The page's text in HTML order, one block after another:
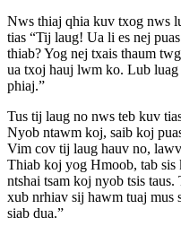
Nws thiaj qhia kuv txog nws
tias “Tij laug! Ua li es nej
thiab? Yog nej txais thaum
ua txoj hauj lwm ko. Lub
phiaj.”
Tus tij laug no nws teb kuv
Nyob ntawm koj, saib koj
Vim cov tij laug hauv no,
Thiab koj yog Hmoob, tab
ntshai tsam koj nyob tsis
xub nrhiav sij hawm tuaj mus
siab dua.”